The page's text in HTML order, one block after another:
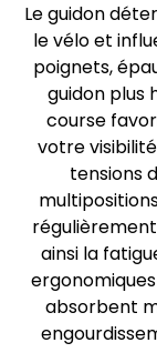
Le guidon
le vélo et
poignets,
guidon plus
course
votre
tensions
ainsi la
absorbent